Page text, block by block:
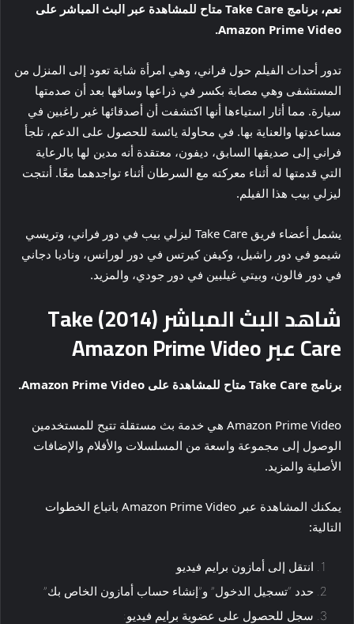
نعم، برنامج Take Care متاح للمشاهدة عبر البث المباشر على
Amazon Prime Video.
تدور أحداث الفيلم حول فراني، وهي امرأة شابة تعود إلى المنزل من
المستشفى وهي مصابة بكسر في ذراعها وساقها بعد أن صدمتها
سيارة. مما أثار استياءها أنها اكتشفت أن أصدقائها غير راغبين في
مساعدتها والعناية بها. في محاولة يائسة للحصول على الدعم، تلجأ
فراني إلى صديقها السابق، ديفون، معتقدة أنه مدين لها بالرعاية
التي قدمتها له أثناء معركته مع السرطان أثناء تواجدهما معًا. أنتجت
ليزلي بيب هذا الفيلم.
يشمل أعضاء فريق Take Care ليزلي بيب في دور فراني، وتريسي
شيمو في دور راشيل، وكيفن كيرتس في دور لورانس، وناديا دجاني
في دور فالون، وبيتي غيلبين في دور جودي، والمزيد.
شاهد البث المباشر (2014) Take
Care عبر Amazon Prime Video
برنامج Take Care متاح للمشاهدة على Amazon Prime Video.
Amazon Prime Video هي خدمة بث مستقلة تتيح للمستخدمين
الوصول إلى مجموعة واسعة من المسلسلات والأفلام والإضافات
الأصلية والمزيد.
يمكنك المشاهدة عبر Amazon Prime Video باتباع الخطوات
التالية:
انتقل إلى أمازون برايم فيديو
حدد “تسجيل الدخول” و”إنشاء حساب أمازون الخاص بك”
سجل للحصول على عضوية برايم فيديو: